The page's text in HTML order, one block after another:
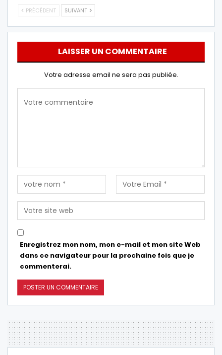
PRÉCÉDENT SUIVANT
LAISSER UN COMMENTAIRE
Votre adresse email ne sera pas publiée.
Enregistrez mon nom, mon e-mail et mon site Web
dans ce navigateur pour la prochaine fois que je
commenterai.